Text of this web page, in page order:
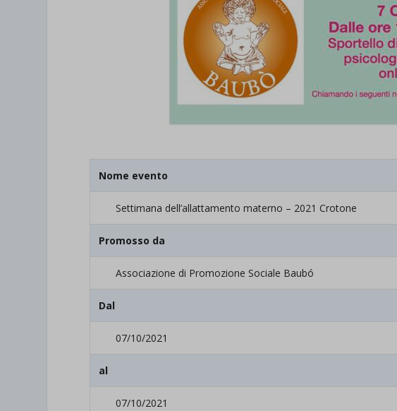
Nome evento
Settimana dell’allattamento materno – 2021 Crotone
Promosso da
Associazione di Promozione Sociale Baubó
Dal
07/10/2021
al
07/10/2021